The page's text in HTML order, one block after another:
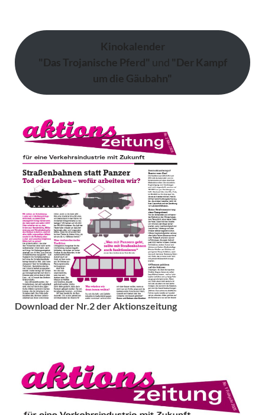
Kinokalender
"Das Trojanische Pferd" und "Der Kampf
um die Gäubahn"
Download der Nr.2 der Aktionszeitung